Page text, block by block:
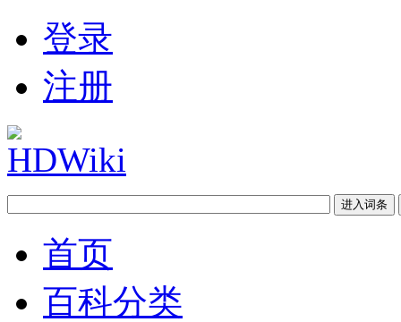
登录
注册
首页
百科分类